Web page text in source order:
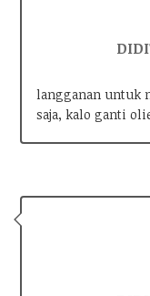
langganan untuk
saja, kalo ganti